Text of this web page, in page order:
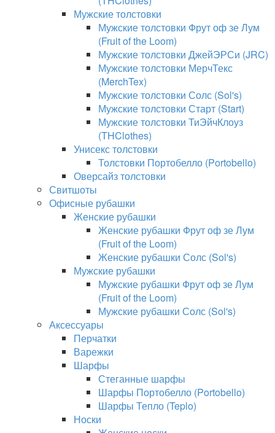
Мужские толстовки
Мужские толстовки Фрут оф зе Лум
(Fruit of the Loom)
Мужские толстовки ДжейЭРСи (JRC)
Мужские толстовки МерчТекс
(MerchTex)
Мужские толстовки Солс (Sol's)
Мужские толстовки Старт (Start)
Мужские толстовки ТиЭйчКлоуз
(THClothes)
Унисекс толстовки
Толстовки Портобелло (Portobello)
Оверсайз толстовки
Свитшоты
Офисные рубашки
Женские рубашки
Женские рубашки Фрут оф зе Лум
(Fruit of the Loom)
Женские рубашки Солс (Sol's)
Мужские рубашки
Мужские рубашки Фрут оф зе Лум
(Fruit of the Loom)
Мужские рубашки Солс (Sol's)
Аксессуары
Перчатки
Варежки
Шарфы
Стеганные шарфы
Шарфы Портобелло (Portobello)
Шарфы Тепло (Teplo)
Носки